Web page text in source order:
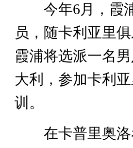
今年6月，霞浦
员，随卡利亚里
霞浦将选派一名
大利，参加卡利
训。
在卡普里奥洛